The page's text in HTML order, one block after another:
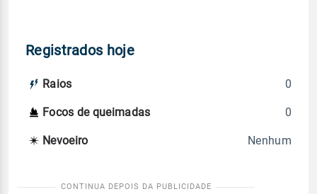
Registrados hoje
Raios 0
Focos de queimadas 0
Nevoeiro Nenhum